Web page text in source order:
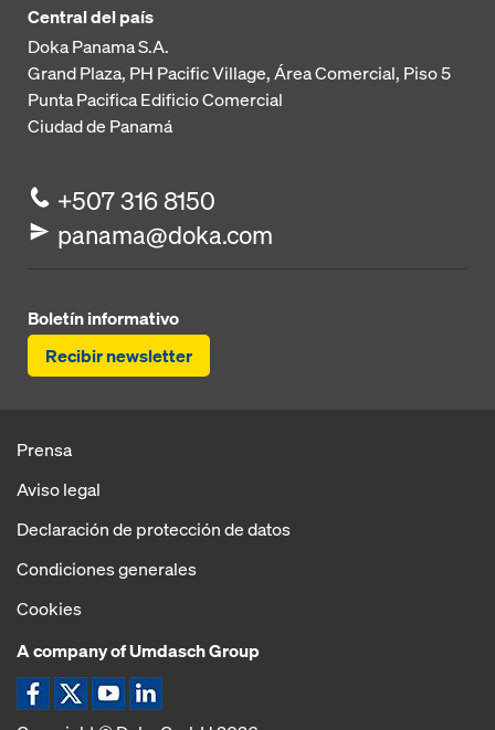
Central del país
Doka Panama S.A.
Grand Plaza, PH Pacific Village, Área Comercial, Piso 5
Punta PacificaEdificio Comercial
Ciudad de Panamá
+507 316 8150
panama@doka.com
Boletín informativo
Recibir newsletter
Prensa
Aviso legal
Declaración de protección de datos
Condiciones generales
Cookies
A company of Umdasch Group